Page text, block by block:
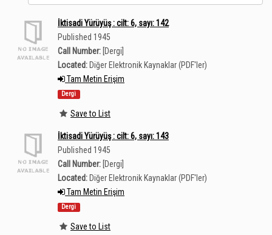
İktisadi Yürüyüş : cilt: 6, sayı: 142
Published 1945
Call Number: [Dergi]
Located: Diğer Elektronik Kaynaklar (PDF'ler)
Tam Metin Erişim
Dergi
Save to List
İktisadi Yürüyüş : cilt: 6, sayı: 143
Published 1945
Call Number: [Dergi]
Located: Diğer Elektronik Kaynaklar (PDF'ler)
Tam Metin Erişim
Dergi
Save to List